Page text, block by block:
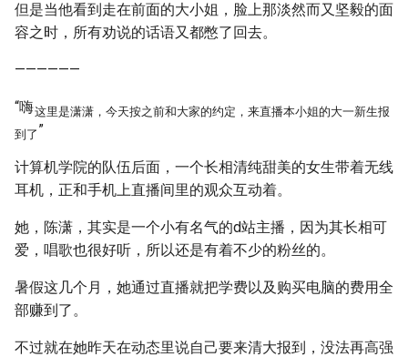
但是当他看到走在前面的大小姐，脸上那淡然而又坚毅的面
容之时，所有劝说的话语又都憋了回去。
——————
“嗨这里是潇潇，今天按之前和大家的约定，来直播本小姐的大一新生报
到了 ”
计算机学院的队伍后面，一个长相清纯甜美的女生带着无线
耳机，正和手机上直播间里的观众互动着。
她，陈潇，其实是一个小有名气的d站主播，因为其长相可
爱，唱歌也很好听，所以还是有着不少的粉丝的。
暑假这几个月，她通过直播就把学费以及购买电脑的费用全
部赚到了。
不过就在她昨天在动态里说自己要来清大报到，没法再高强